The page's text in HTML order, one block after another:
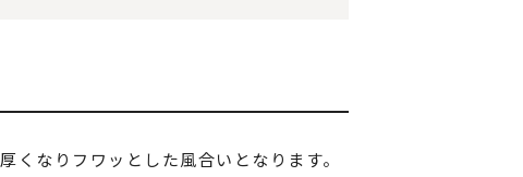
なりフワッとした風合いとなります。